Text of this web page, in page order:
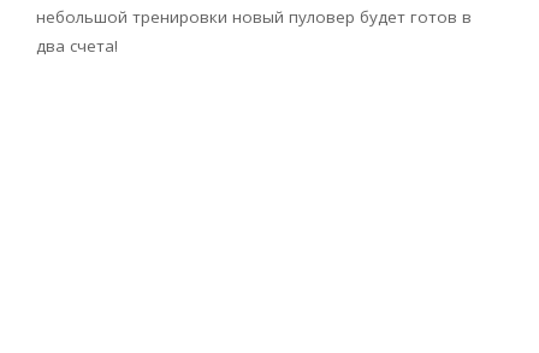
небольшой тренировки новый пуловер будет готов в
два счета!